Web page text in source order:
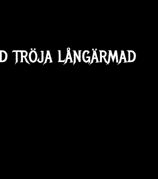
TRÖJA LÅNGÄRMAD